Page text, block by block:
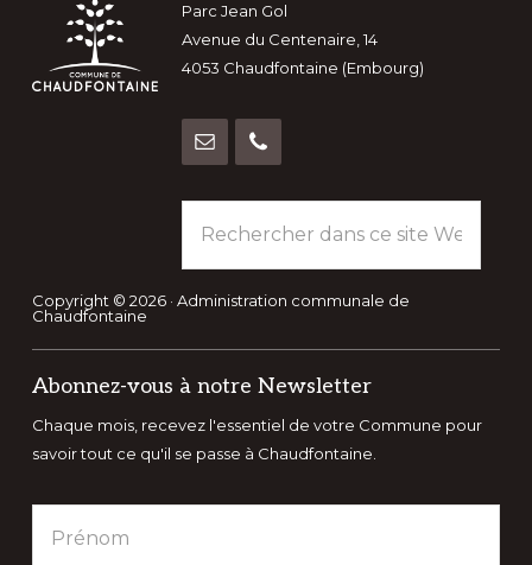
Footer
Parc Jean Gol
Avenue du Centenaire, 14
4053 Chaudfontaine (Embourg)
dans
ce
site
Copyright © 2026 · Administration communale de
Chaudfontaine
Abonnez-vous à notre Newsletter
Chaque mois, recevez l'essentiel de votre Commune pour
savoir tout ce qu'il se passe à Chaudfontaine.